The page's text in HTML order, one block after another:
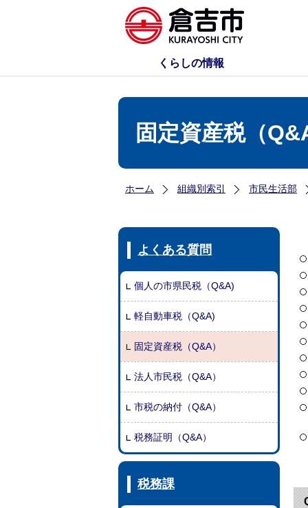
くらしの情報
固定資産税（
ホーム 組織別索引 市民生活部
よくある質問
個人の市県民税（Q&A)
軽自動車税（Q&A)
固定資産税（Q&A）
法人市民税（Q&A）
市税の納付（Q&A）
税務証明（Q&A）
税務課